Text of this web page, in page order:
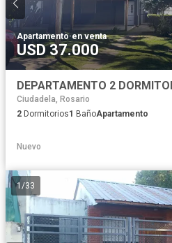
Apartamento·en venta
USD 37.000
Ciudadela, Rosario
2 Dormitorios1 BañoApartamento
Nuevo
1 /33